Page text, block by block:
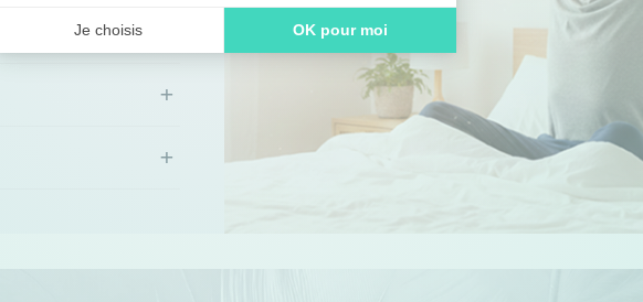
Je choisis OK pour moi
Plateforme de Gestion du Consentement : Personnalisez vos Options
Notre plateforme vous permet d'adapter et de gérer vos paramètres de
+
+